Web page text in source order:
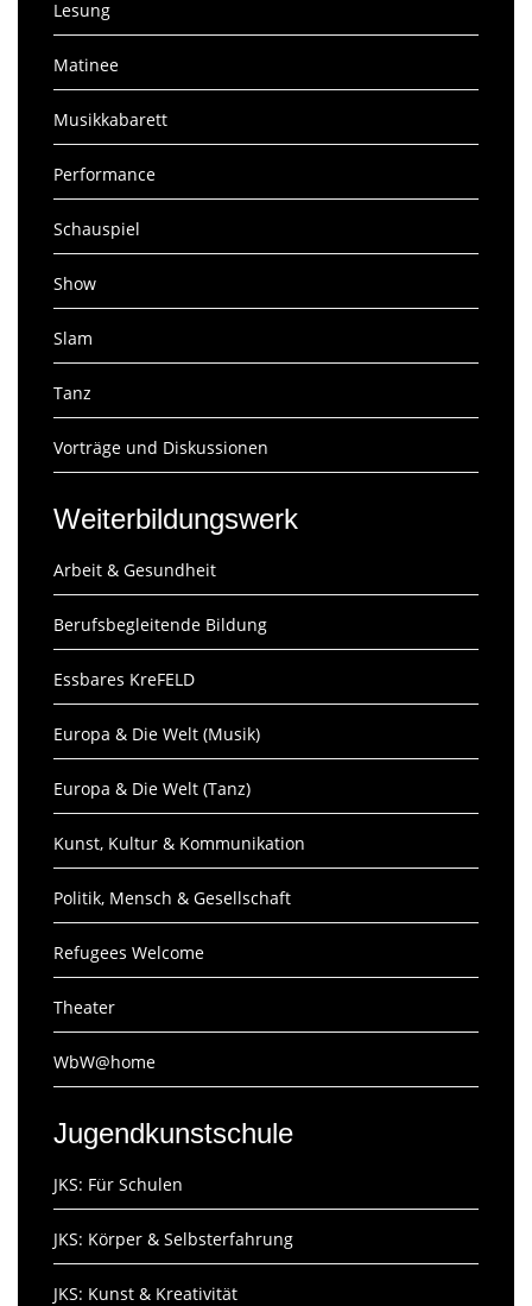
Lesung
Matinee
Musikkabarett
Performance
Schauspiel
Show
Slam
Tanz
Vorträge und Diskussionen
Weiterbildungswerk
Arbeit & Gesundheit
Berufsbegleitende Bildung
Essbares KreFELD
Europa & Die Welt (Musik)
Europa & Die Welt (Tanz)
Kunst, Kultur & Kommunikation
Politik, Mensch & Gesellschaft
Refugees Welcome
Theater
WbW@home
Jugendkunstschule
JKS: Für Schulen
JKS: Körper & Selbsterfahrung
JKS: Kunst & Kreativität